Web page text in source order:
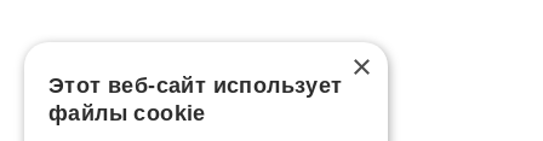
×
Этот веб-сайт использует
файлы cookie